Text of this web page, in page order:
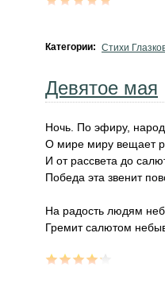
Категории: Стихи
Девятое мая
Ночь. По эфиру,
О мире миру вещает
И от рассвета до
Победа эта звенит
На радость людям
Гремит салютом